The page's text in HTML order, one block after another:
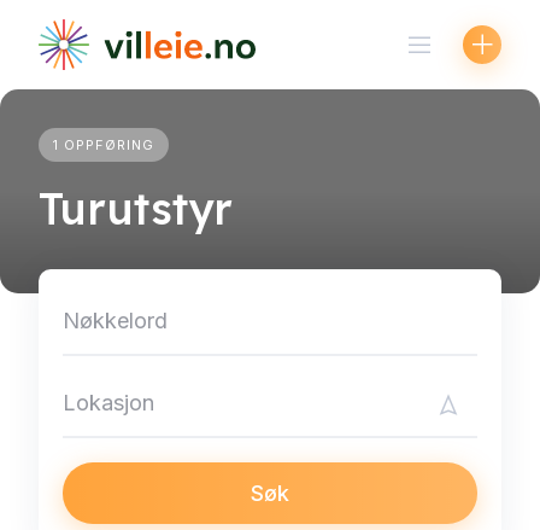
content
1 OPPFØRING
Turutstyr
Søk